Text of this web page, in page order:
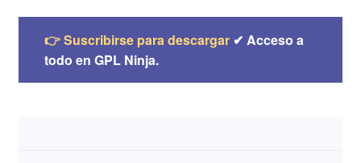
👉 Suscribirse para descargar✔ Acceso a
todo en GPL Ninja.